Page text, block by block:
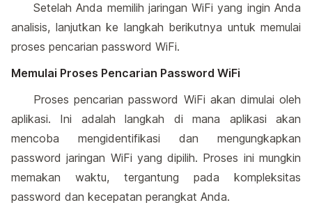
Setelah Anda memilih jaringan WiFi yang ingin Anda
analisis, lanjutkan ke langkah berikutnya untuk memulai
proses pencarian password WiFi.
Memulai Proses Pencarian Password WiFi
Proses pencarian password WiFi akan dimulai oleh
aplikasi. Ini adalah langkah di mana aplikasi akan
mencoba mengidentifikasi dan mengungkapkan
password jaringan WiFi yang dipilih. Proses ini mungkin
memakan waktu, tergantung pada kompleksitas
password dan kecepatan perangkat Anda.